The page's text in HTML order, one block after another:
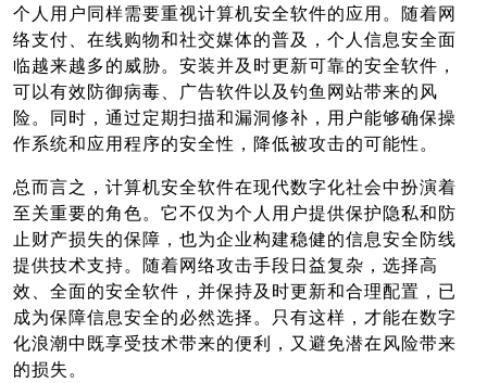
个人用户同样需要重视计算机安全软件的应用。随着网
络支付、在线购物和社交媒体的普及，个人信息安全面
临越来越多的威胁。安装并及时更新可靠的安全软件，
可以有效防御病毒、广告软件以及钓鱼网站带来的风
险。同时，通过定期扫描和漏洞修补，用户能够确保操
作系统和应用程序的安全性，降低被攻击的可能性。
总而言之，计算机安全软件在现代数字化社会中扮演着
至关重要的角色。它不仅为个人用户提供保护隐私和防
止财产损失的保障，也为企业构建稳健的信息安全防线
提供技术支持。随着网络攻击手段日益复杂，选择高
效、全面的安全软件，并保持及时更新和合理配置，已
成为保障信息安全的必然选择。只有这样，才能在数字
化浪潮中既享受技术带来的便利，又避免潜在风险带来
的损失。